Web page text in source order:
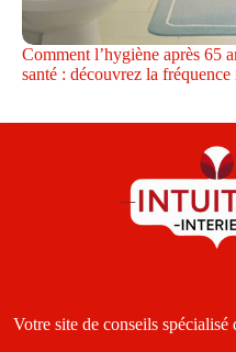
Comment l’hygiène après 65
santé : découvrez la fréquence
Votre site de conseils spécialisé